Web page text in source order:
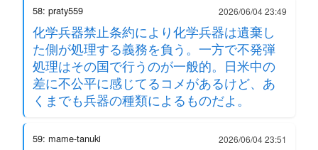
58: praty559 2026/06/04 23:49
化学兵器禁止条約により化学兵器は遺棄し
た側が処理する義務を負う。一方で不発弾
処理はその国で行うのが一般的。日米中の
差に不公平に感じてるコメがあるけど、あ
くまでも兵器の種類によるものだよ。
59: mame-tanuki 2026/06/04 23:51